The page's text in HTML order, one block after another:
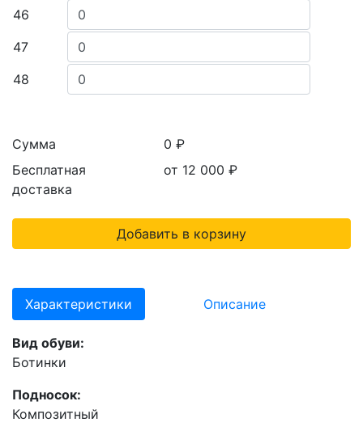
46
47
48
Сумма
Бесплатная
доставка
0 ₽
от 12 000 ₽
Добавить в корзину
Характеристики Описание
Вид обуви:
Ботинки
Подносок:
Композитный